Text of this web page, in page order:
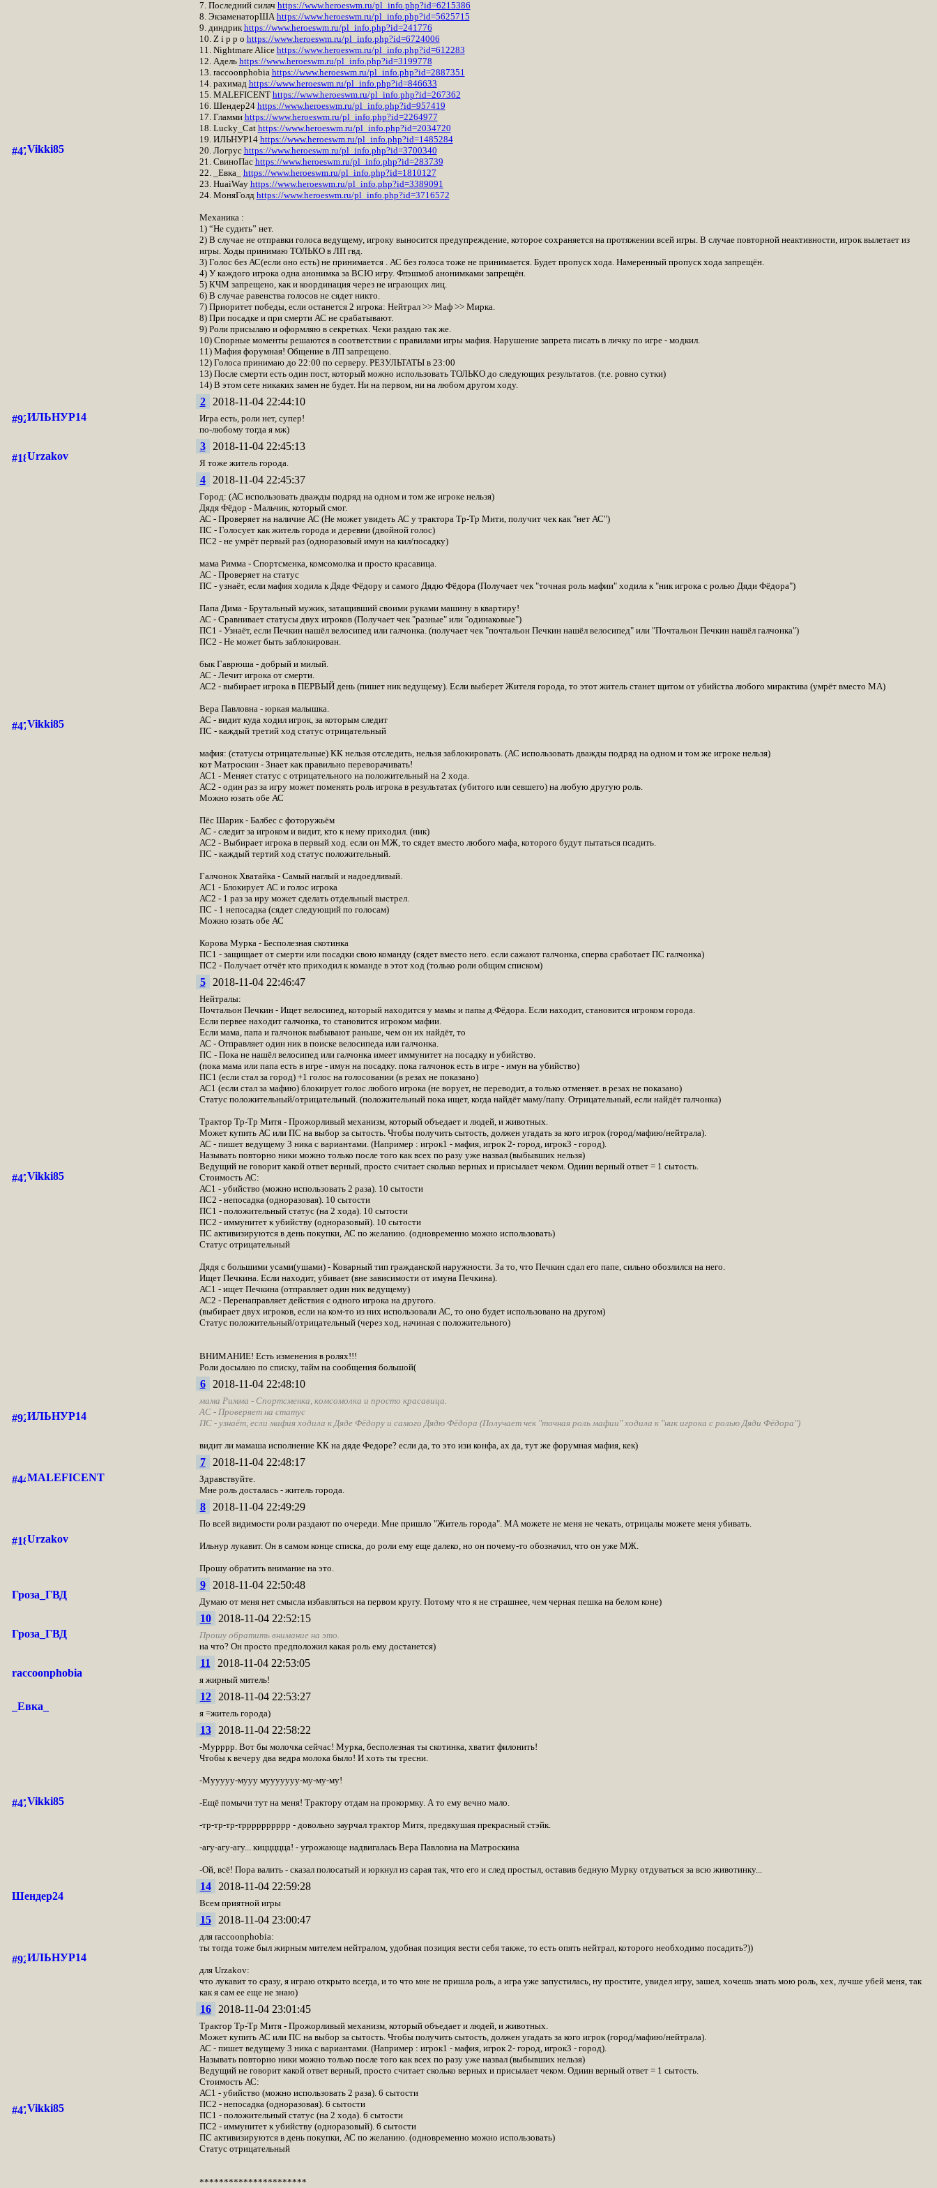
Vikki85
7. Последний силач https://www.heroeswm.ru/pl_info.php?id=6215386
8. ЭкзаменаторШАhttps://www.heroeswm.ru/pl_info.php?id=5625715
9. диндрикhttps://www.heroeswm.ru/pl_info.php?id=241776
10. Z i p p o https://www.heroeswm.ru/pl_info.php?id=6724006
11. Nightmare Alice https://www.heroeswm.ru/pl_info.php?id=612283
12. Адель https://www.heroeswm.ru/pl_info.php?id=3199778
13. raccoonphobia https://www.heroeswm.ru/pl_info.php?id=2887351
14. рахимад https://www.heroeswm.ru/pl_info.php?id=846633
15. MALEFICENT https://www.heroeswm.ru/pl_info.php?id=267362
16. Шендер24 https://www.heroeswm.ru/pl_info.php?id=957419
17. Гламми https://www.heroeswm.ru/pl_info.php?id=2264977
18. Lucky_Cat https://www.heroeswm.ru/pl_info.php?id=2034720
19. ИЛЬНУР14 https://www.heroeswm.ru/pl_info.php?id=1485284
20. Логрус https://www.heroeswm.ru/pl_info.php?id=3700340
21. СвиноПас https://www.heroeswm.ru/pl_info.php?id=283739
22. _Евка_ https://www.heroeswm.ru/pl_info.php?id=1810127
23. HuaiWay https://www.heroeswm.ru/pl_info.php?id=3389091
24. МоняГолд https://www.heroeswm.ru/pl_info.php?id=3716572
Механика :
1) “Не судить” нет.
2) В случае не отправки голоса ведущему, игроку выносится предупреждение, которое сохраняется на протяжении всей игры. В случае повторной неактивности, игрок вылетает из
игры. Ходы принимаю ТОЛЬКО в ЛП гвд.
3) Голос без АС(если оно есть) не принимается . АС без голоса тоже не принимается. Будет пропуск хода. Намеренный пропуск хода запрещён.
4) У каждого игрока одна анонимка за ВСЮ игру. Флэшмоб анонимками запрещён.
5) КЧМ запрещено, как и координация через не играющих лиц.
6) В случае равенства голосов не сядет никто.
7) Приоритет победы, если останется 2 игрока: Нейтрал >> Маф >> Мирка.
8) При посадке и при смерти АС не срабатывают.
9) Роли присылаю и оформляю в секретках. Чеки раздаю так же.
10) Спорные моменты решаются в соответствии с правилами игры мафия. Нарушение запрета писать в личку по игре - модкил.
11) Мафия форумная! Общение в ЛП запрещено.
12) Голоса принимаю до 22:00 по серверу. РЕЗУЛЬТАТЫ в 23:00
13) После смерти есть один пост, который можно использовать ТОЛЬКО до следующих результатов. (т.е. ровно сутки)
14) В этом сете никаких замен не будет. Ни на первом, ни на любом другом ходу.
ИЛЬНУР14
2 2018-11-04 22:44:10
Игра есть, роли нет, супер!
по-любому тогда я мж)
Urzakov
3 2018-11-04 22:45:13
Я тоже житель города.
Vikki85
4 2018-11-04 22:45:37
Город: (АС использовать дважды подряд на одном и том же игроке нельзя)
Дядя Фёдор - Мальчик, который смог.
АС - Проверяет на наличие АС (Не может увидеть АС у трактора Тр-Тр Мити, получит чек как "нет АС")
ПС - Голосует как житель города и деревни (двойной голос)
ПС2 - не умрёт первый раз (одноразовый имун на кил/посадку)
мама Римма - Спортсменка, комсомолка и просто красавица.
АС - Проверяет на статус
ПС - узнаёт, если мафия ходила к Дяде Фёдору и самого Дядю Фёдора (Получает чек "точная роль мафии" ходила к "ник игрока с ролью Дяди Фёдора")
Папа Дима - Брутальный мужик, затащивший своими руками машину в квартиру!
АС - Сравнивает статусы двух игроков (Получает чек "разные" или "одинаковые")
ПС1 - Узнаёт, если Печкин нашёл велосипед или галчонка. (получает чек "почтальон Печкин нашёл велосипед" или "Почтальон Печкин нашёл галчонка")
ПС2 - Не может быть заблокирован.
бык Гаврюша - добрый и милый.
АС - Лечит игрока от смерти.
АС2 - выбирает игрока в ПЕРВЫЙ день (пишет ник ведущему). Если выберет Жителя города, то этот житель станет щитом от убийства любого мирактива (умрёт вместо МА)
Вера Павловна - юркая малышка.
АС - видит куда ходил игрок, за которым следит
ПС - каждый третий ход статус отрицательный
мафия: (статусы отрицательные) КК нельзя отследить, нельзя заблокировать. (АС использовать дважды подряд на одном и том же игроке нельзя)
кот Матроскин - Знает как правильно переворачивать!
АС1 - Меняет статус с отрицательного на положительный на 2 хода.
АС2 - один раз за игру может поменять роль игрока в результатах (убитого или севшего) на любую другую роль.
Можно юзать обе АС
Пёс Шарик - Балбес с фоторужьём
АС - следит за игроком и видит, кто к нему приходил. (ник)
АС2 - Выбирает игрока в первый ход. если он МЖ, то сядет вместо любого мафа, которого будут пытаться псадить.
ПС - каждый тертий ход статус положительный.
Галчонок Хватайка - Самый наглый и надоедливый.
АС1 - Блокирует АС и голос игрока
АС2 - 1 раз за иру может сделать отдельный выстрел.
ПС - 1 непосадка (сядет следующий по голосам)
Можно юзать обе АС
Корова Мурка - Бесполезная скотинка
ПС1 - защищает от смерти или посадки свою команду (сядет вместо него. если сажают галчонка, сперва сработает ПС галчонка)
ПС2 - Получает отчёт кто приходил к команде в этот ход (только роли общим списком)
Vikki85
5 2018-11-04 22:46:47
Нейтралы:
Почтальон Печкин - Ищет велосипед, который находится у мамы и папы д.Фёдора. Если находит, становится игроком города.
Если первее находит галчонка, то становится игроком мафии.
Если мама, папа и галчонок выбывают раньше, чем он их найдёт, то
АС - Отправляет один ник в поиске велосипеда или галчонка.
ПС - Пока не нашёл велосипед или галчонка имеет иммунитет на посадку и убийство.
(пока мама или папа есть в игре - имун на посадку. пока галчонок есть в игре - имун на убийство)
ПС1 (если стал за город) +1 голос на голосовании (в резах не показано)
АС1 (если стал за мафию) блокирует голос любого игрока (не ворует, не переводит, а только отменяет. в резах не показано)
Статус положительный/отрицательный. (положительный пока ищет, когда найдёт маму/папу. Отрицательный, если найдёт галчонка)
Трактор Тр-Тр Митя - Прожорливый механизм, который объедает и людей, и животных.
Может купить АС или ПС на выбор за сытость. Чтобы получить сытость, должен угадать за кого игрок (город/мафию/нейтрала).
АС - пишет ведущему 3 ника с вариантами. (Например : игрок1 - мафия, игрок 2- город, игрок3 - город).
Называть повторно ники можно только после того как всех по разу уже назвал (выбывших нельзя)
Ведущий не говорит какой ответ верный, просто считает сколько верных и присылает чеком. Одиин верный ответ = 1 сытость.
Стоимость АС:
АС1 - убийство (можно использовать 2 раза). 10 сытости
ПС2 - непосадка (одноразовая). 10 сытости
ПС1 - положительный статус (на 2 хода). 10 сытости
ПС2 - иммунитет к убийству (одноразовый). 10 сытости
ПС активизируются в день покупки, АС по желанию. (одновременно можно использовать)
Статус отрицательный
Дядя с большими усами(ушами) - Коварный тип гражданской наружности. За то, что Печкин сдал его папе, сильно обозлился на него.
Ищет Печкина. Если находит, убивает (вне зависимости от имуна Печкина).
АС1 - ищет Печкина (отправляет один ник ведущему)
АС2 - Перенаправляет действия с одного игрока на другого.
(выбирает двух игроков, если на ком-то из них использовали АС, то оно будет использовано на другом)
Статус положительный/отрицательный (через ход, начиная с положительного)
ВНИМАНИЕ! Есть изменения в ролях!!!
Роли досылаю по списку, тайм на сообщения большой(
ИЛЬНУР14
6 2018-11-04 22:48:10
мама Римма - Спортсменка, комсомолка и просто красавица.
АС - Проверяет на статус
ПС - узнаёт, если мафия ходила к Дяде Фёдору и самого Дядю Фёдора (Получает чек "точная роль мафии" ходила к "ник игрока с ролью Дяди Фёдора")
видит ли мамаша исполнение КК на дяде Федоре? если да, то это изи конфа, ах да, тут же форумная мафия, кек)
MALEFICENT
7 2018-11-04 22:48:17
Здравствуйте.
Мне роль досталась - житель города.
Urzakov
8 2018-11-04 22:49:29
По всей видимости роли раздают по очереди. Мне пришло "Житель города". МА можете не меня не чекать, отрицалы можете меня убивать.
Ильнур лукавит. Он в самом конце списка, до роли ему еще далеко, но он почему-то обозначил, что он уже МЖ.
Прошу обратить внимание на это.
Гроза_ГВД
9 2018-11-04 22:50:48
Думаю от меня нет смысла избавляться на первом кругу. Потому что я не страшнее, чем черная пешка на белом коне)
Гроза_ГВД
10 2018-11-04 22:52:15
Прошу обратить внимание на это.
на что? Он просто предположил какая роль ему достанется)
raccoonphobia
11 2018-11-04 22:53:05
я жирный митель!
_Евка_
12 2018-11-04 22:53:27
я =житель города)
Vikki85
13 2018-11-04 22:58:22
-Мурррр. Вот бы молочка сейчас! Мурка, бесполезная ты скотинка, хватит филонить!
Чтобы к вечеру два ведра молока было! И хоть ты тресни.
-Мууууу-мууу мууууууу-му-му-му!
-Ещё помычи тут на меня! Трактору отдам на прокормку. А то ему вечно мало.
-тр-тр-тр-трррррррррр - довольно заурчал трактор Митя, предвкушая прекрасный стэйк.
-агу-агу-агу... киццццца! - угрожающе надвигалась Вера Павловна на Матроскина
-Ой, всё! Пора валить - сказал полосатый и юркнул из сарая так, что его и след простыл, оставив бедную Мурку отдуваться за всю животинку...
Шендер24
14 2018-11-04 22:59:28
Всем приятной игры
ИЛЬНУР14
15 2018-11-04 23:00:47
для raccoonphobia:
ты тогда тоже был жирным мителем нейтралом, удобная позиция вести себя также, то есть опять нейтрал, которого необходимо посадить?))
для Urzakov:
что лукавит то сразу, я играю открыто всегда, и то что мне не пришла роль, а игра уже запустилась, ну простите, увидел игру, зашел, хочешь знать мою роль, хех, лучше убей меня, так
как я сам ее еще не знаю)
Vikki85
16 2018-11-04 23:01:45
Трактор Тр-Тр Митя - Прожорливый механизм, который объедает и людей, и животных.
Может купить АС или ПС на выбор за сытость. Чтобы получить сытость, должен угадать за кого игрок (город/мафию/нейтрала).
АС - пишет ведущему 3 ника с вариантами. (Например : игрок1 - мафия, игрок 2- город, игрок3 - город).
Называть повторно ники можно только после того как всех по разу уже назвал (выбывших нельзя)
Ведущий не говорит какой ответ верный, просто считает сколько верных и присылает чеком. Одиин верный ответ = 1 сытость.
Стоимость АС:
АС1 - убийство (можно использовать 2 раза). 6 сытости
ПС2 - непосадка (одноразовая). 6 сытости
ПС1 - положительный статус (на 2 хода). 6 сытости
ПС2 - иммунитет к убийству (одноразовый). 6 сытости
ПС активизируются в день покупки, АС по желанию. (одновременно можно использовать)
Статус отрицательный
**********************